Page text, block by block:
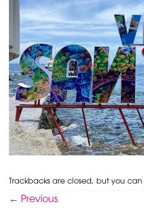
Trackbacks are closed, but you can
← Previous